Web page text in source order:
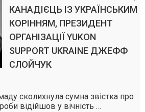
КАНАДІЄЦЬ ІЗ УКРАЇНСЬКИМ
КОРІННЯМ, ПРЕЗИДЕНТ
ОРГАНІЗАЦІЇ YUKON
SUPPORT UKRAINE ДЖЕФФ
СЛОЙЧУК
сколихнула сумна звістка про
відійшов у вічність …